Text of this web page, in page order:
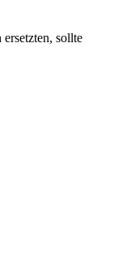
sollte